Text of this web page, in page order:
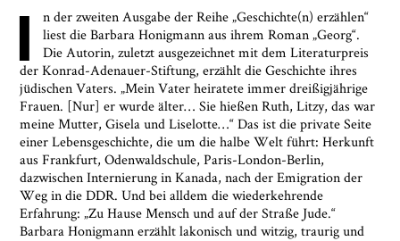
I
n der zweiten Ausgabe der Reihe „Geschichte(n) erzählen“
liest die Barbara Honigmann aus ihrem Roman „Georg“.
Die Autorin, zuletzt ausgezeichnet mit dem Literaturpreis
der Konrad-Adenauer-Stiftung, erzählt die Geschichte ihres
jüdischen Vaters. „Mein Vater heiratete immer dreißigjährige
Frauen. [Nur] er wurde älter… Sie hießen Ruth, Litzy, das war
meine Mutter, Gisela und Liselotte…“ Das ist die private Seite
einer Lebensgeschichte, die um die halbe Welt führt: Herkunft
aus Frankfurt, Odenwaldschule, Paris-London-Berlin,
dazwischen Internierung in Kanada, nach der Emigration der
Weg in die DDR. Und bei alldem die wiederkehrende
Erfahrung: „Zu Hause Mensch und auf der Straße Jude.“
Barbara Honigmann erzählt lakonisch und witzig, traurig und
Ja, ich bin damit einverstanden, dass das
Museumsquartier Osnabrück die oben
angegebenen Informationen speichert, um mir den
Newsletter zusenden zu können. Ich kann diese
Zustimmung jederzeit widerrufen und die
Informationen aus den Systemen des
Museumsquartiers Osnabrück löschen lassen. Es
besteht ein Beschwerderecht bei einer
Aufsichtsbehörde für Datenschutz. Weitere
Informationen siehe:Datenschutz-Seite.*
* notwendige Angaben